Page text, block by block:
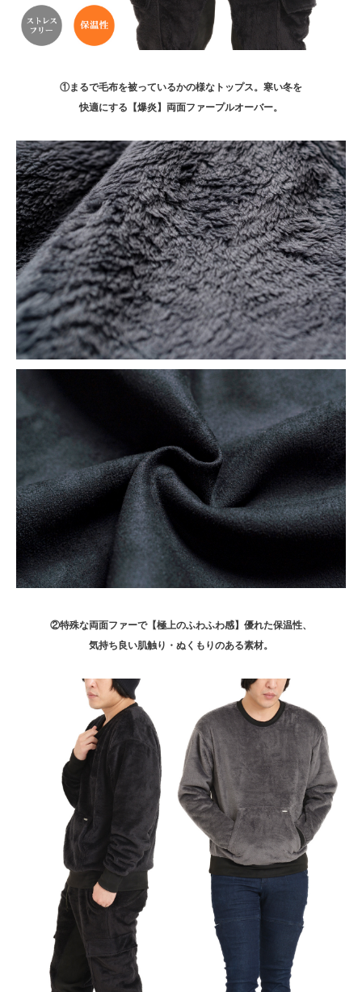
①まるで毛布を被っているかの様なトップス。寒い冬を
快適にする【爆炎】両面ファープルオーバー。
②特殊な両面ファーで【極上のふわふわ感】優れた保温性、
気持ち良い肌触り・ぬくもりのある素材。